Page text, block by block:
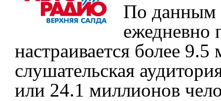
По данным
ежедневно
настраивается более
слушательская
или 24.1 миллионов